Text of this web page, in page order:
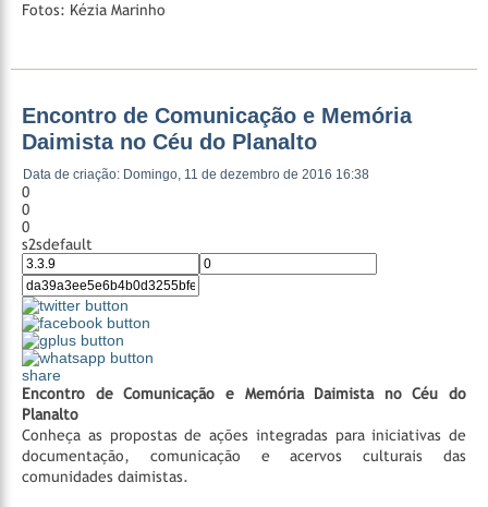
Fotos: Kézia Marinho
Encontro de Comunicação e Memória
Daimista no Céu do Planalto
Data de criação: Domingo, 11 de dezembro de 2016 16:38
0
0
0
s2sdefault
share
Encontro de Comunicação e Memória Daimista no Céu do
Planalto
Conheça as propostas de ações integradas para iniciativas de
documentação, comunicação e acervos culturais das
comunidades daimistas.